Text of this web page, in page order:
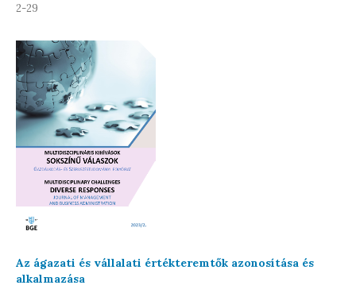
2-29
Az ágazati és vállalati értékteremtők azonosítása és
alkalmazása